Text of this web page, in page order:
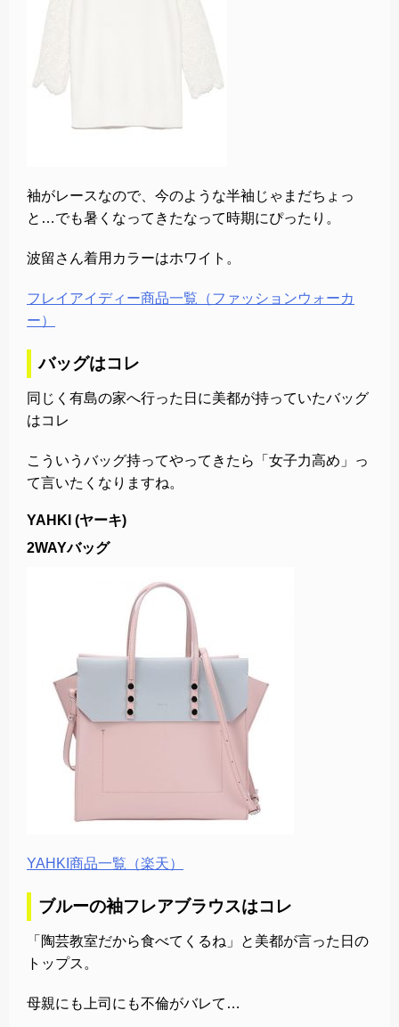
袖がレースなので、今のような半袖じゃまだちょっ
と…でも暑くなってきたなって時期にぴったり。
波留さん着用カラーはホワイト。
フレイアイディー商品一覧（ファッションウォーカ
ー）
バッグはコレ
同じく有島の家へ行った日に美都が持っていたバッグ
はコレ
こういうバッグ持ってやってきたら「女子力高め」っ
て言いたくなりますね。
YAHKI (ヤーキ)
2WAYバッグ
YAHKI商品一覧（楽天）
ブルーの袖フレアブラウスはコレ
「陶芸教室だから食べてくるね」と美都が言った日の
トップス。
母親にも上司にも不倫がバレて…